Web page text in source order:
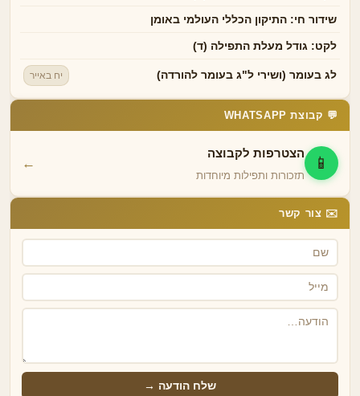
שידור חי: התיקון הכללי העולמי באומן
לקט: גודל מעלת התפילה (ד)
לג בעומר (ושירי ל"ג בעומר להורדה) יח באייר
💬 קבוצת WHATSAPP
📱
הצטרפות לקבוצה
תזכורות ותפילות מיוחדות
←
✉️ צור קשר
שלח הודעה →